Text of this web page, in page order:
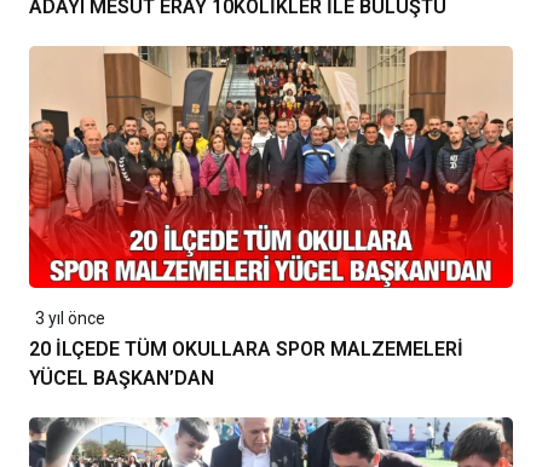
ADAYI MESUT ERAY 10KOLİKLER İLE BULUŞTU
3 yıl önce
20 İLÇEDE TÜM OKULLARA SPOR MALZEMELERİ
YÜCEL BAŞKAN’DAN